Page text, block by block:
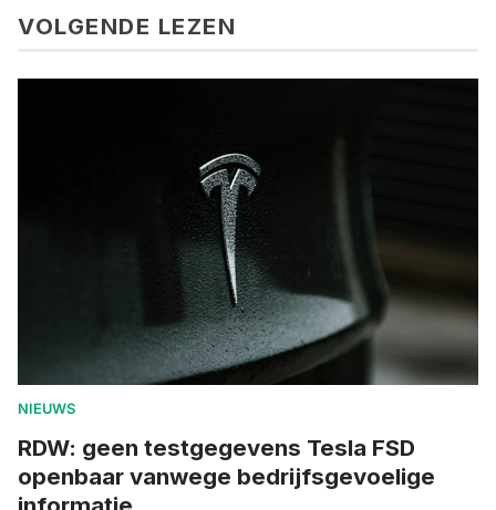
VOLGENDE LEZEN
NIEUWS
RDW: geen testgegevens Tesla FSD
openbaar vanwege bedrijfsgevoelige